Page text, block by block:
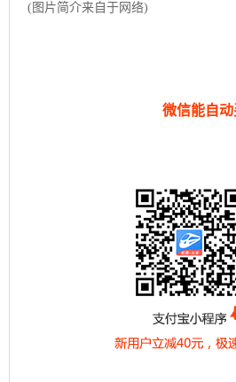
(图片简介来自于网络)
微信能自